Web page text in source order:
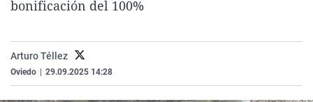
Operación Viuda
Navarra
bonificación del 100%
Arturo Téllez
Oviedo 29.09.2025 14:28